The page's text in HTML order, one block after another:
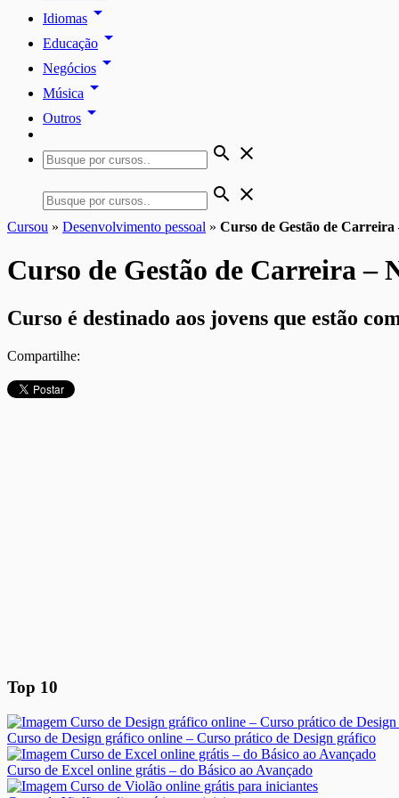
Idiomas arrow_drop_down
Educação arrow_drop_down
Negócios arrow_drop_down
Música arrow_drop_down
Outros arrow_drop_down
search close
search close
Cursou » Desenvolvimento pessoal » Curso de Gestão de Carreira
Curso de Gestão de Carreira –
Curso é destinado aos jovens que estão
Compartilhe:
Top 10
Curso de Design gráfico online – Curso prático de Design gráfico
Curso de Excel online grátis – do Básico ao Avançado